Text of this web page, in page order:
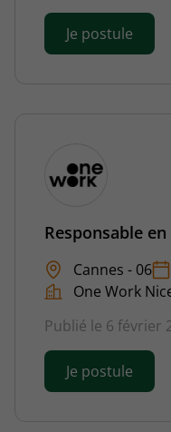
Je postule
Responsable
Cannes - 06
One Work
Publié le 6 février
Je postule